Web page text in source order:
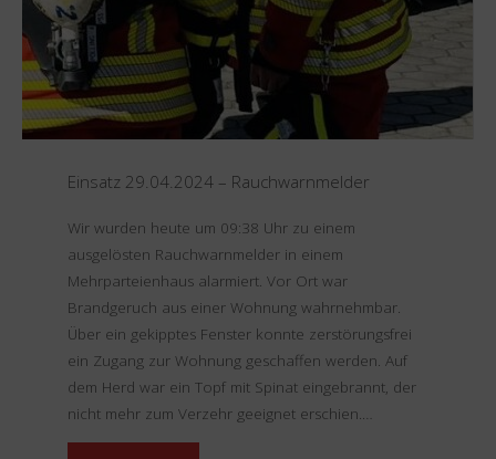
Einsatz 29.04.2024 – Rauchwarnmelder
Wir wurden heute um 09:38 Uhr zu einem
ausgelösten Rauchwarnmelder in einem
Mehrparteienhaus alarmiert. Vor Ort war
Brandgeruch aus einer Wohnung wahrnehmbar.
Über ein gekipptes Fenster konnte zerstörungsfrei
ein Zugang zur Wohnung geschaffen werden. Auf
dem Herd war ein Topf mit Spinat eingebrannt, der
nicht mehr zum Verzehr geeignet erschien.…